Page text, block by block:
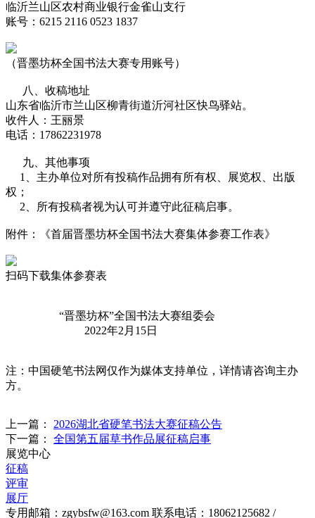
临沂兰山区农村商业银行金雀山支行
账号：6215 2116 0523 1837
（晋墨坊杯全国书法大赛专用账号）
八、收稿地址
山东省临沂市兰山区柳青街道沂河社区快鸟驿站。
收件人：王丽景
电话：17862231978
九、其他事项
1、主办单位对所有投稿作品拥有所有权、展览权、出版
权；
2、所有投稿者视为认可并遵守此征稿启事。
附件：《首届晋墨坊杯全国书法大赛集体参赛工作表》
扫码下载集体参赛表
“晋墨坊杯”全国书法大赛组委会
2022年2月15日
注：中国硬笔书法网仅作为媒体支持单位，详情请咨询主办
方。
上一篇：
2026湖北省硬笔书法大赛征稿公告
下一篇：
全国第五届草书作品展征稿启事
展览中心
征稿
评审
展厅
专用邮箱：zgybsfw@163.com 联系电话：18062125682 /